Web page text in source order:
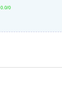
0.0/0